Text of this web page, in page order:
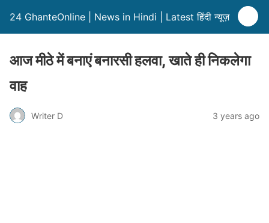
24 GhanteOnline | News in Hindi | Latest हिंदी न्यूज़
आज मीठे में बनाएं बनारसी हलवा, खाते ही निकलेगा
वाह
Writer D 3 years ago